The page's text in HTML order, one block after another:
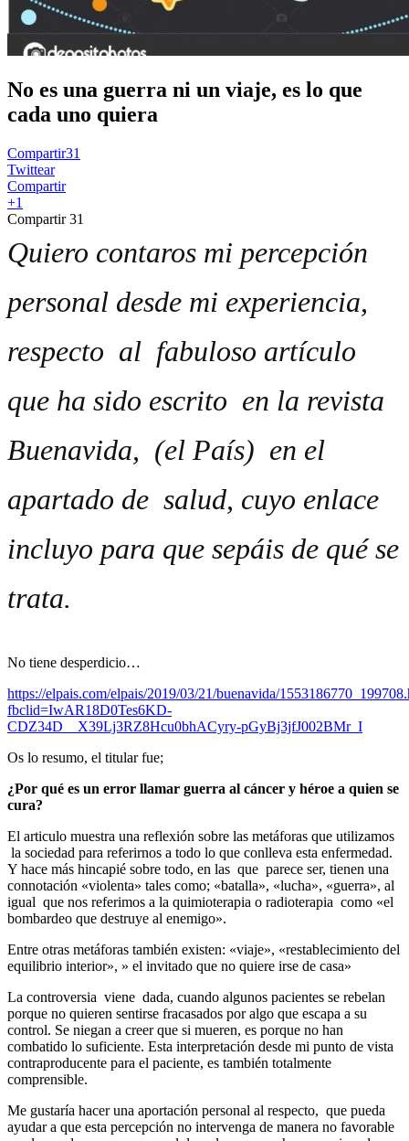
No es una guerra ni un viaje, es lo que
cada uno quiera
Compartir31
Twittear
Compartir
+1
Compartir31
Quiero contaros mi percepción
personal desde mi experiencia,
respecto al fabuloso artículo
que ha sido escrito en la revista
Buenavida, (el País) en el
apartado de salud, cuyo enlace
incluyo para que sepáis de qué se
trata.
No tiene desperdicio…
https://elpais.com/elpais/2019/03/21/buenavida/
fbclid=IwAR18D0Tes6KD-
CDZ34D__X39Lj3RZ8Hcu0bhACyry-pGyBj3jfJ002BMr_I
Os lo resumo, el titular fue;
¿Por qué es un error llamar guerra al cáncer y héroe a quien se
cura?
El articulo muestra una reflexión sobre las metáforas que utilizamos
la sociedad para referirnos a todo lo que conlleva esta enfermedad.
Y hace más hincapié sobre todo, en las que parece ser, tienen una
connotación «violenta» tales como; «batalla», «lucha», «guerra», al
igual que nos referimos a la quimioterapia o radioterapia como «el
bombardeo que destruye al enemigo».
Entre otras metáforas también existen: «viaje», «restablecimiento del
equilibrio interior», » el invitado que no quiere irse de casa»
La controversia viene dada, cuando algunos pacientes se rebelan
porque no quieren sentirse fracasados por algo que escapa a su
control. Se niegan a creer que si mueren, es porque no han
combatido lo suficiente. Esta interpretación desde mi punto de vista
contraproducente para el paciente, es también totalmente
comprensible.
Me gustaría hacer una aportación personal al respecto, que pueda
ayudar a que esta percepción no intervenga de manera no favorable